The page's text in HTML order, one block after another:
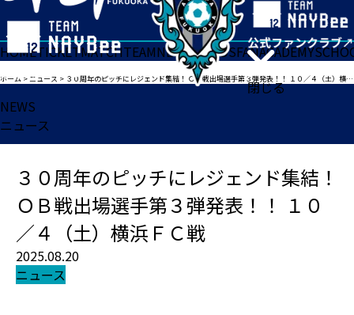
閉じる
HOMETICKETMATCHTEAMNEWSGOODSFANACADEMY
ホーム >ニュース > ３０周年のピッチにレジェンド集結！ ＯＢ戦出場選手第３弾発表！！ １０／４（土）横浜ＦＣ戦
NEWS
ニュース
３０周年のピッチにレジェンド集結！
ＯＢ戦出場選手第３弾発表！！ １０
／４（土）横浜ＦＣ戦
2025.08.20
ニュース